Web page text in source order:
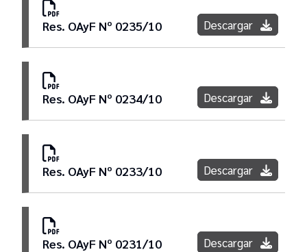
Res. OAyF Nº 0235/10 Descargar
Res. OAyF Nº 0234/10 Descargar
Res. OAyF Nº 0233/10 Descargar
Res. OAyF Nº 0231/10 Descargar